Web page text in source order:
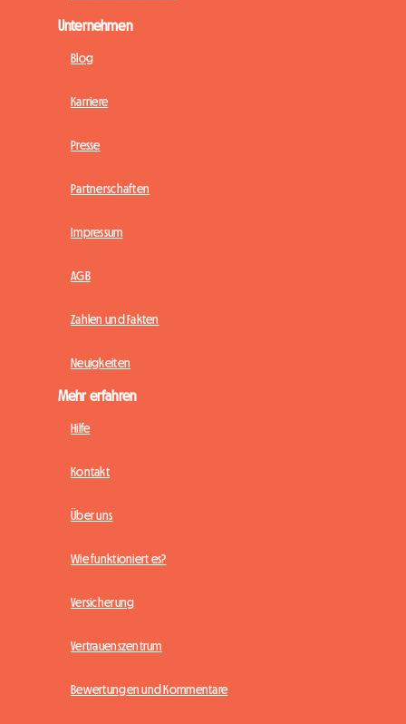
Unternehmen
Blog
Karriere
Presse
Partnerschaften
Impressum
AGB
Zahlen und Fakten
Neuigkeiten
Mehr erfahren
Hilfe
Kontakt
Über uns
Wie funktioniert es?
Versicherung
Vertrauenszentrum
Bewertungen und Kommentare